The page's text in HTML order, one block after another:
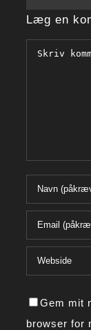
Læg en
Comment
Gem mit
browser for